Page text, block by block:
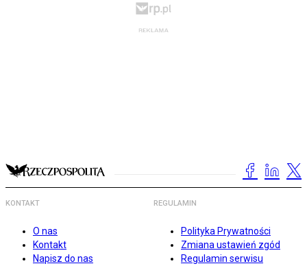
KONTAKT
O nas
Kontakt
Napisz do nas
REGULAMIN
Polityka Prywatności
Zmiana ustawień zgód
Regulamin serwisu